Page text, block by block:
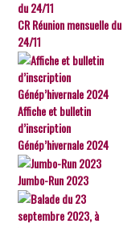
CR Réunion mensuelle du
24/11
Affiche et bulletin
d’inscription
Génép’hivernale 2024
Jumbo-Run 2023